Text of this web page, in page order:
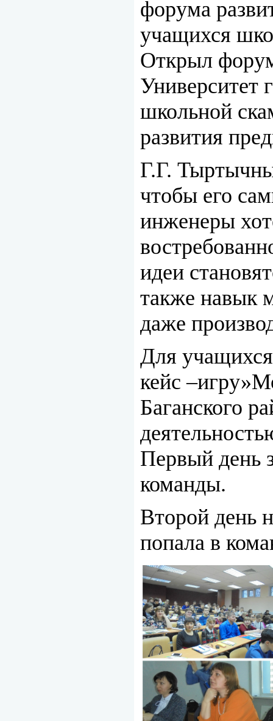
форума
учащихся
Открыл
Университет
школьной
развития
Г.Г.
чтобы его
инженеры
идеи
также навык
даже
Для
кейс
Баганского
Первый день
команды.
Второй день
попала в